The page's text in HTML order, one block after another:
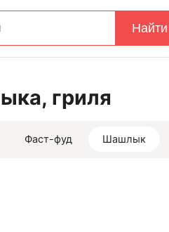
гриля
Фаст-фуд Шашлык